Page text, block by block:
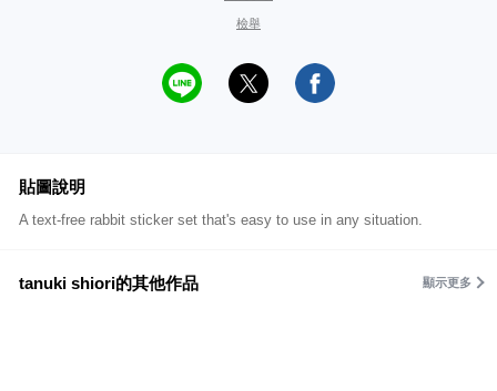
檢舉
貼圖說明
A text-free rabbit sticker set that's easy to use in any situation.
tanuki shiori的其他作品 顯示更多